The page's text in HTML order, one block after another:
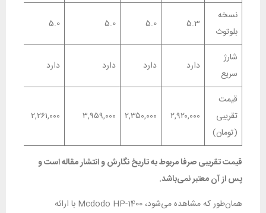
نسخه
بلوتوث
5.3
5.0
5.0
5.0
شارژ
سریع
دارد دارد دارد دارد
قیمت
تقریبی
(تومان)
۲,۹۲۰,۰۰۰ ۲,۳۵۰,۰۰۰ ۳,۹۵۹,۰۰۰ ۲,۲۶۱,۰۰۰
قیمت تقریبی صرفا مربوط به تاریخ نگارش و انتشار مقاله است و
پس از آن معتبر نمی‌باشد.
همان‌طور که مشاهده می‌شود، Mcdodo HP-1400 با ارائه